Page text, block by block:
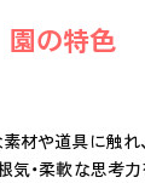
園の特色
材や道具に触れ
気・柔軟な思考